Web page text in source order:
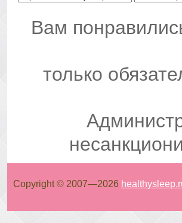
Вам
только
Copyright © 2007—2026